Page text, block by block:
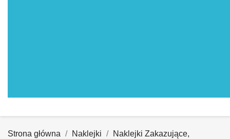
Strona główna Naklejki
Naklejki Zakazujące,